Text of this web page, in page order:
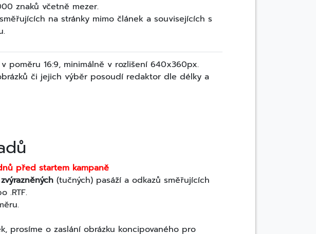
znaků včetně mezer.
na stránky mimo článek a souvisejících s
poměru 16:9, minimálně v rozlišení 640x360px.
či jejich výběr posoudí redaktor dle délky a
před startem kampaně
zvýrazněných (tučných) pasáží a odkazů směřujících
.RTF.
prosíme o zaslání obrázku koncipovaného pro